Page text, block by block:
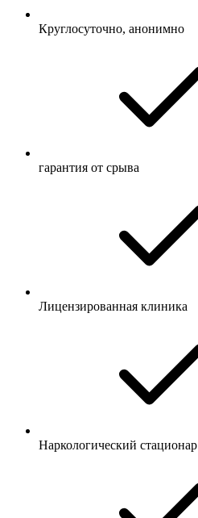
Круглосуточно, анонимно
гарантия от срыва
Лицензированная клиника
Наркологический стационар